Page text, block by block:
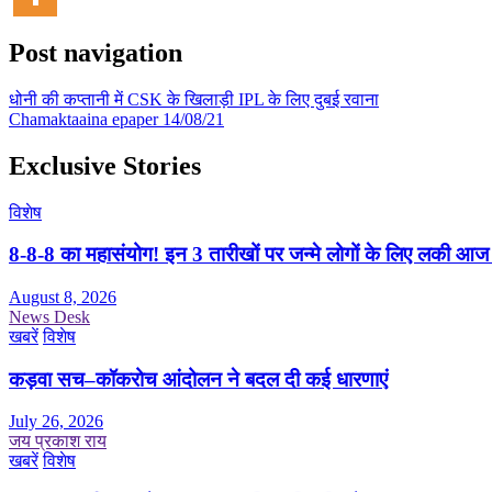
Post navigation
धोनी की कप्तानी में CSK के खिलाड़ी IPL के लिए दुबई रवाना
Chamaktaaina epaper 14/08/21
Exclusive Stories
विशेष
8-8-8 का महासंयोग! इन 3 तारीखों पर जन्मे लोगों के लिए लकी आज
August 8, 2026
News Desk
खबरें विशेष
कड़वा सच–कॉकरोच आंदोलन ने बदल दी कई धारणाएं
July 26, 2026
जय प्रकाश राय
खबरें विशेष